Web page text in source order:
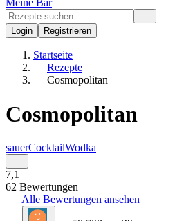
Meine Bar
Login Registrieren
Startseite
Rezepte
Cosmopolitan
Cosmopolitan
sauerCocktailWodka
7,1
62 Bewertungen
Alle Bewertungen ansehen